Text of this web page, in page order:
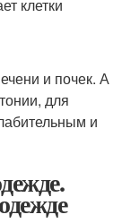
клетки
и почек. А
для
и